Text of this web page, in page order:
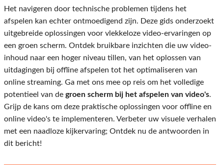
Het navigeren door technische problemen tijdens het
afspelen kan echter ontmoedigend zijn. Deze gids onderzoekt
uitgebreide oplossingen voor vlekkeloze video-ervaringen op
een groen scherm. Ontdek bruikbare inzichten die uw video-
inhoud naar een hoger niveau tillen, van het oplossen van
uitdagingen bij offline afspelen tot het optimaliseren van
online streaming. Ga met ons mee op reis om het volledige
potentieel van de groen scherm bij het afspelen van video's.
Grijp de kans om deze praktische oplossingen voor offline en
online video's te implementeren. Verbeter uw visuele verhalen
met een naadloze kijkervaring; Ontdek nu de antwoorden in
dit bericht!